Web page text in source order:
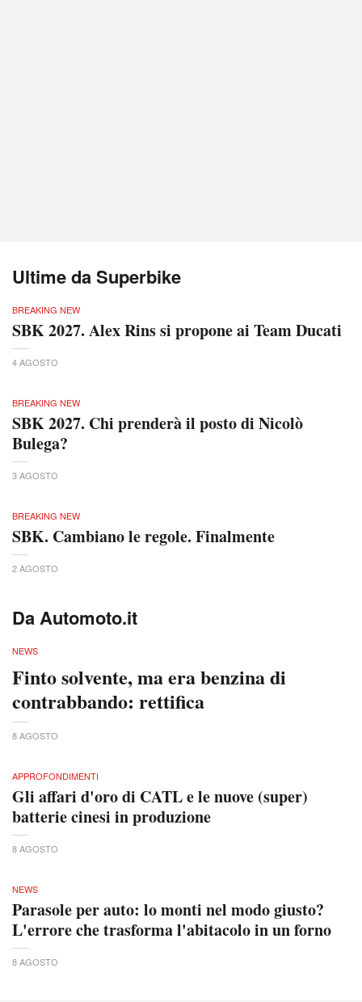
Ultime da Superbike
BREAKING NEW
SBK 2027. Alex Rins si propone ai Team Ducati
4 AGOSTO
BREAKING NEW
SBK 2027. Chi prenderà il posto di Nicolò
Bulega?
3 AGOSTO
BREAKING NEW
SBK. Cambiano le regole. Finalmente
2 AGOSTO
Da Automoto.it
NEWS
Finto solvente, ma era benzina di
contrabbando: rettifica
8 AGOSTO
APPROFONDIMENTI
Gli affari d'oro di CATL e le nuove (super)
batterie cinesi in produzione
8 AGOSTO
NEWS
Parasole per auto: lo monti nel modo giusto?
L'errore che trasforma l'abitacolo in un forno
8 AGOSTO